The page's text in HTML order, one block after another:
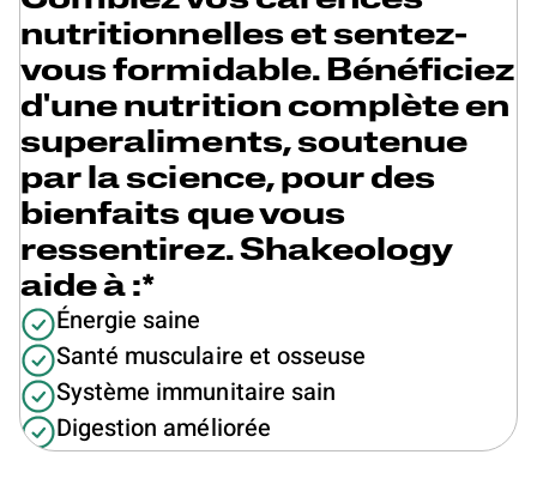
nutritionnelles et sentez-
vous formidable. Bénéficiez
d'une nutrition complète en
superaliments, soutenue
par la science, pour des
bienfaits que vous
ressentirez. Shakeology
aide à :*
Énergie saine
Santé musculaire et osseuse
Système immunitaire sain
Digestion améliorée